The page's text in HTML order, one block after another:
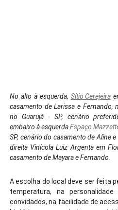
No alto à esquerda, Sítio Cerejeira
casamento de Larissa e Fernando,
no Guarujá - SP, cenário
embaixo à esquerdaEspaço
SP, cenário do casamento de Aline
direita Vinícola Luiz Argenta em
casamento de Mayara e Fernando.
A escolha do local deve ser feita
temperatura, na
convidados, na facilidade de